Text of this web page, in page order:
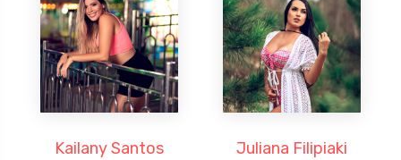
Kailany Santos Juliana Filipiaki